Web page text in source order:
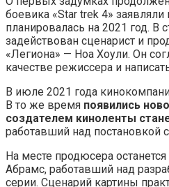
боевика «Star trek 4»
планировалась на 2021 год.
задействован сценарист и
«Легиона» — Ноа Хоули. Он
качестве режиссера и
В июле 2021 года
В то же время появились
создателем киноленты
работавший над постановкой
На месте продюсера
Абрамс, работавший над
серии. Сценарий картины